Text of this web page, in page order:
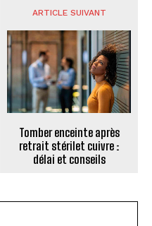
ARTICLE SUIVANT
Tomber enceinte après
retrait stérilet cuivre :
délai et conseils